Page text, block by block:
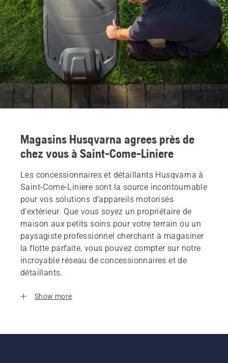
Magasins Husqvarna agrees près de
chez vous à Saint-Come-Liniere
Les concessionnaires et détaillants Husqvarna à
Saint-Come-Liniere sont la source incontournable
pour vos solutions d’appareils motorisés
d’extérieur. Que vous soyez un propriétaire de
maison aux petits soins pour votre terrain ou un
paysagiste professionnel cherchant à magasiner
la flotte parfaite, vous pouvez compter sur notre
incroyable réseau de concessionnaires et de
détaillants.
Show more